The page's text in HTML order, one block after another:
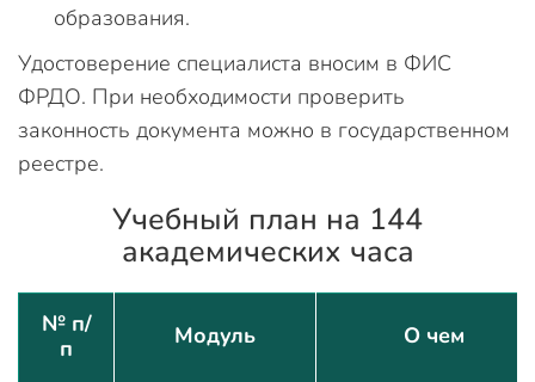
образования.
Удостоверение специалиста вносим в ФИС
ФРДО. При необходимости проверить
законность документа можно в государственном
реестре.
Учебный план на 144
академических часа
№ п/
п
Модуль О чем